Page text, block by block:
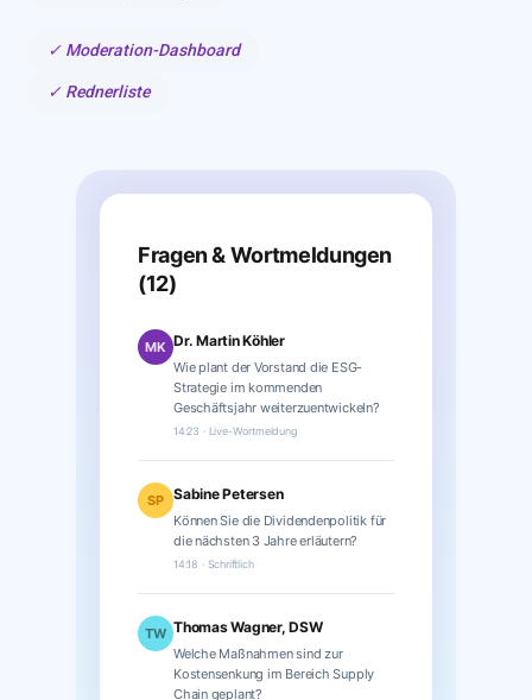
Fragen & Wortmeldungen
(12)
MK Dr. Martin Köhler
Wie plant der Vorstand die ESG-
Strategie im kommenden
Geschäftsjahr weiterzuentwickeln?
14:23 · Live-Wortmeldung
SP Sabine Petersen
Können Sie die Dividendenpolitik für
die nächsten 3 Jahre erläutern?
14:18 · Schriftlich
TW Thomas Wagner, DSW
Welche Maßnahmen sind zur
Kostensenkung im Bereich Supply
Chain geplant?
✓ Moderation-Dashboard
✓ Rednerliste